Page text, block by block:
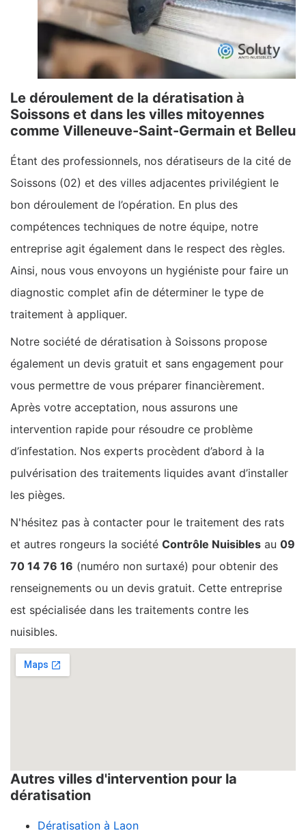
Le déroulement de la dératisation à
Soissons et dans les villes mitoyennes
comme Villeneuve-Saint-Germain et Belleu
Étant des professionnels, nos dératiseurs de la cité de
Soissons (02) et des villes adjacentes privilégient le
bon déroulement de l’opération. En plus des
compétences techniques de notre équipe, notre
entreprise agit également dans le respect des règles.
Ainsi, nous vous envoyons un hygiéniste pour faire un
diagnostic complet afin de déterminer le type de
traitement à appliquer.
Notre société de dératisation à Soissons propose
également un devis gratuit et sans engagement pour
vous permettre de vous préparer financièrement.
Après votre acceptation, nous assurons une
intervention rapide pour résoudre ce problème
d’infestation. Nos experts procèdent d’abord à la
pulvérisation des traitements liquides avant d’installer
les pièges.
N'hésitez pas à contacter pour le traitement des rats
et autres rongeurs la société Contrôle Nuisibles au 09
70 14 76 16 (numéro non surtaxé) pour obtenir des
renseignements ou un devis gratuit. Cette entreprise
est spécialisée dans les traitements contre les
nuisibles.
Autres villes d'intervention pour la
dératisation
Dératisation à Laon